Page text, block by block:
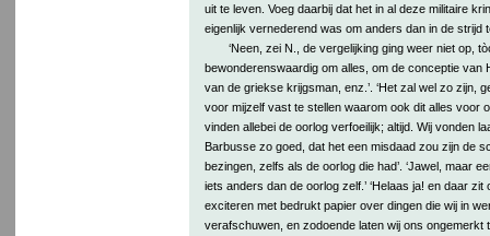
uit te leven. Voeg daarbij dat het in al deze militaire
eigenlijk vernederend was om anders dan in de strijd
‘Neen, zei N., de vergelijking ging weer niet op,
bewonderenswaardig om alles, om de conceptie van
van de griekse krijgsman, enz.’. ‘Het zal wel zo zijn,
voor mijzelf vast te stellen waarom ook dit alles voor
vinden allebei de oorlog verfoeilijk; altijd. Wij vonden
Barbusse zo goed, dat het een misdaad zou zijn de
bezingen, zelfs als de oorlog die had’. ‘Jawel, maar
iets anders dan de oorlog zelf.’ ‘Helaas ja! en daar zit
exciteren met bedrukt papier over dingen die wij in
verafschuwen, en zodoende laten wij ons ongemerkt